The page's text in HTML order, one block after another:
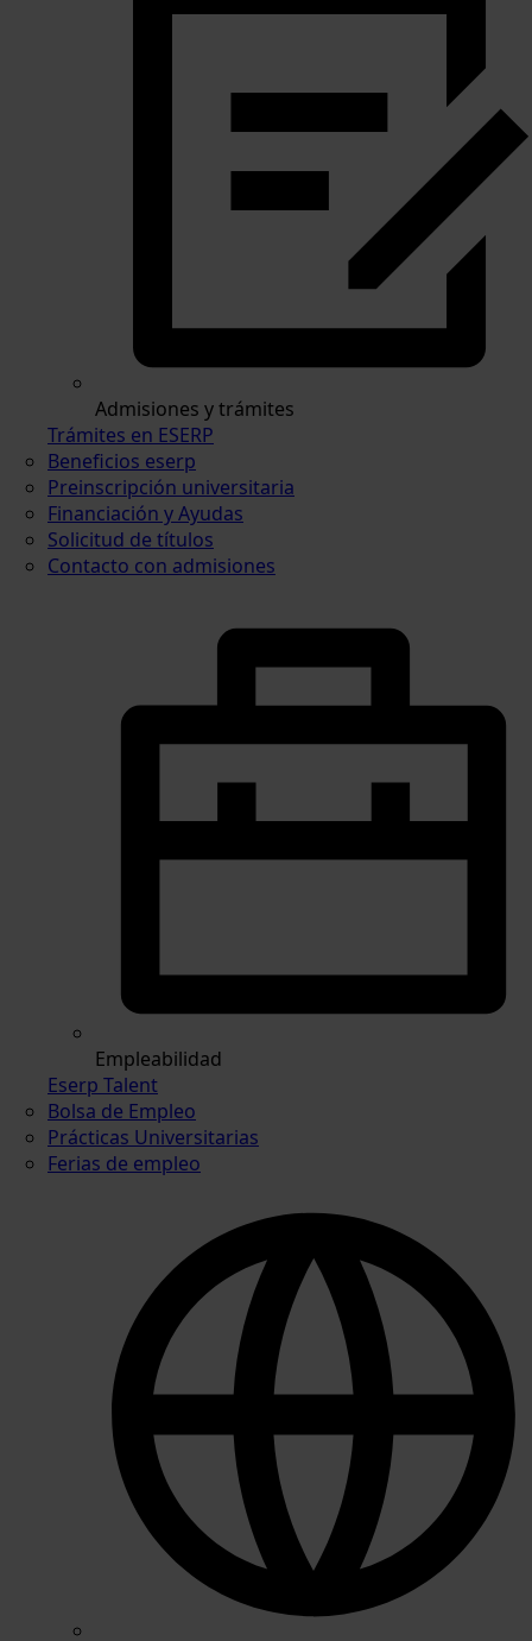
Admisiones y trámites
Trámites en ESERP
Beneficios eserp
Preinscripción universitaria
Financiación y Ayudas
Solicitud de títulos
Contacto con admisiones
Empleabilidad
Eserp Talent
Bolsa de Empleo
Prácticas Universitarias
Ferias de empleo